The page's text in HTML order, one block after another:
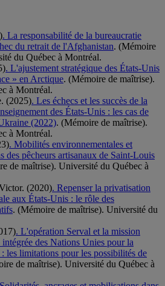
. La responsabilité de la bureaucratie
du retrait de l'Afghanistan. (Mémoire
du Québec à Montréal.
. L'ajustement stratégique des États-Unis
» en Arctique. (Mémoire de maîtrise).
à Montréal.
(2025). Les échecs et les succès de la
des États-Unis : les cas de
(2022). (Mémoire de maîtrise).
à Montréal.
. Mobilités environnementales et
des pêcheurs artisanaux de Saint-Louis
de maîtrise). Université du Québec à
(2020). Repenser la privatisation
aux États-Unis : le rôle des
. (Mémoire de maîtrise). Université du
. L'opération Serval et la mission
des Nations Unies pour la
les limitations pour les possibilités de
de maîtrise). Université du Québec à